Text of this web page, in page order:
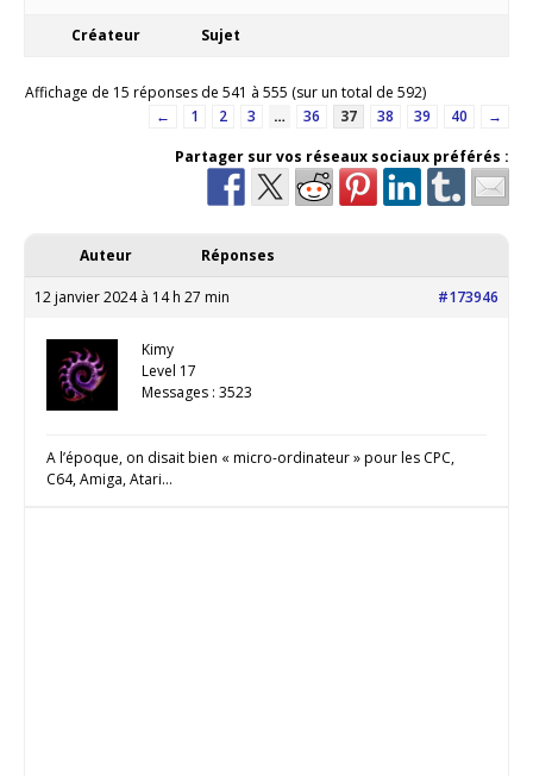
Créateur Sujet
Affichage de 15 réponses de 541 à 555 (sur un total de 592)
←
1 2 3 … 36 37 38 39 40
→
Partager sur vos réseaux sociaux préférés :
Auteur Réponses
12 janvier 2024 à 14 h 27 min #173946
Kimy
Level 17
Messages : 3523
A l’époque, on disait bien « micro-ordinateur » pour les CPC,
C64, Amiga, Atari…